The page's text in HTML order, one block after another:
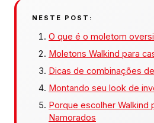
NESTE POST:
O que é o moletom
Moletons Walkind para
Dicas de combinações
Montando seu look de
Porque escolher Walkind
Namorados